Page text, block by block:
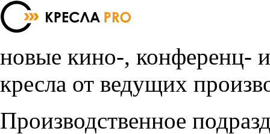
новые кино-, конференц-
кресла от ведущих
Производственное